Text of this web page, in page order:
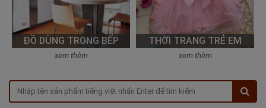
ĐỒ DÙNG TRONG BẾP
xem thêm
THỜI TRANG TRẺ EM
xem thêm